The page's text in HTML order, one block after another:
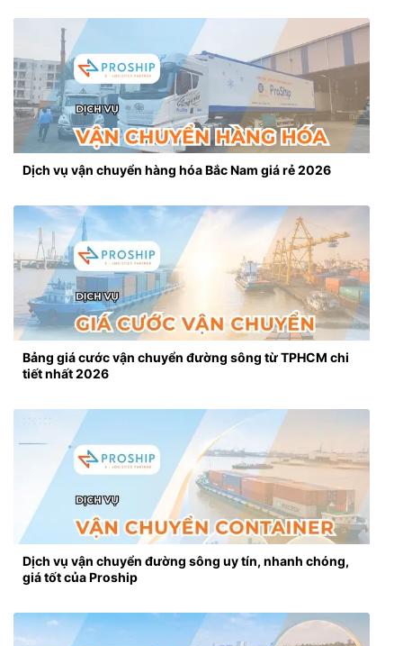
Dịch vụ vận chuyển hàng hóa Bắc Nam giá rẻ 2026
Bảng giá cước vận chuyển đường sông từ TPHCM chi
tiết nhất 2026
Dịch vụ vận chuyển đường sông uy tín, nhanh chóng,
giá tốt của Proship